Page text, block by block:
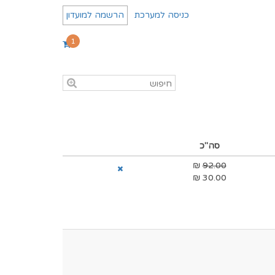
כניסה למערכת הרשמה למועדון
1
סה"כ
92.00
₪
30.00
₪